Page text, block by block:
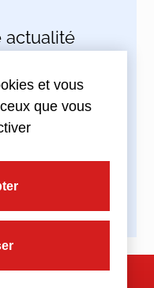
actualité
:
et vous
que vous